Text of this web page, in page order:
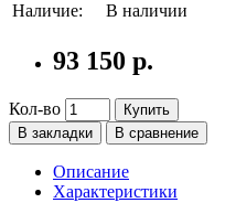
Наличие:
В наличии
93 150 р.
Кол-во
Купить
В закладки
В сравнение
Описание
Характеристики